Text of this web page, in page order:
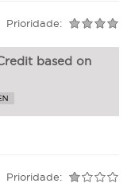
Prioridade:
based on
Prioridade: